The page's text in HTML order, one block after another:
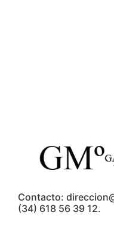
Contacto:
(34) 618 56 39 12.